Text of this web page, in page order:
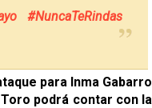
#NuncaTeRindas
para Inma Gabarro
podrá contar con la